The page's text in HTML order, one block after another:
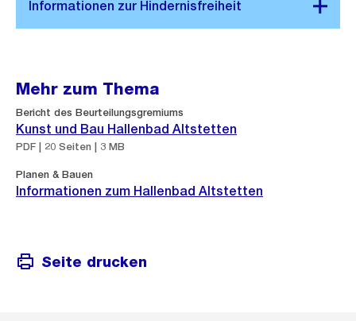
Mehr zum Thema
Bericht des Beurteilungsgremiums
Kunst und Bau Hallenbad Altstetten
PDF | 20 Seiten | 3 MB
Planen & Bauen
Informationen zum Hallenbad Altstetten
Seite drucken